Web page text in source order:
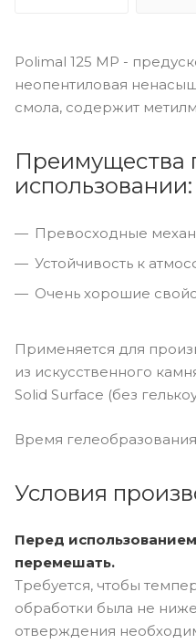
Polimal 125 МР -
неопентиловая
смола, содержит
Преимущества
использовании:
Превосходные
Устойчивость к
Очень хорошие
Применяется для
из искусственного
Solid Surface (без
Время
Условия
Перед
перемешать.
Требуется, чтобы
обработки была не
отверждения